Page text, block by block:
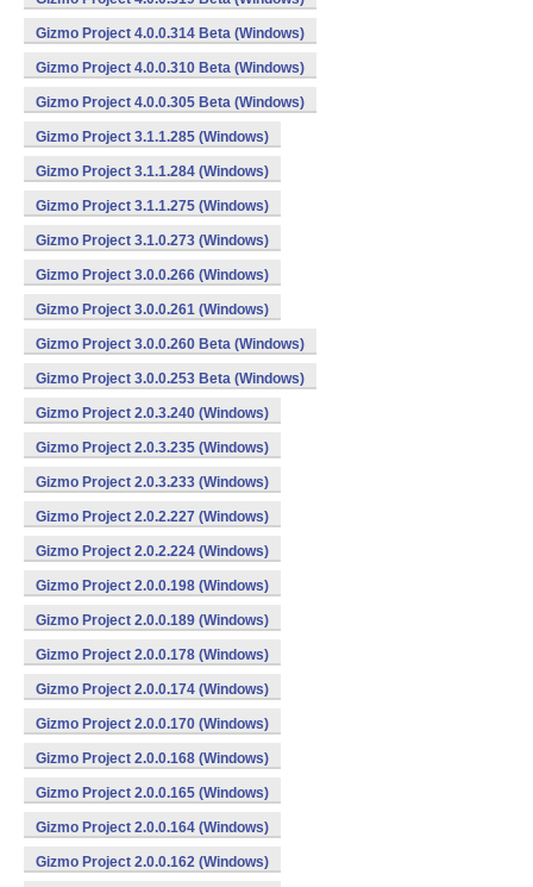
Gizmo Project 4.0.0.314 Beta (Windows)
Gizmo Project 4.0.0.310 Beta (Windows)
Gizmo Project 4.0.0.305 Beta (Windows)
Gizmo Project 3.1.1.285 (Windows)
Gizmo Project 3.1.1.284 (Windows)
Gizmo Project 3.1.1.275 (Windows)
Gizmo Project 3.1.0.273 (Windows)
Gizmo Project 3.0.0.266 (Windows)
Gizmo Project 3.0.0.261 (Windows)
Gizmo Project 3.0.0.260 Beta (Windows)
Gizmo Project 3.0.0.253 Beta (Windows)
Gizmo Project 2.0.3.240 (Windows)
Gizmo Project 2.0.3.235 (Windows)
Gizmo Project 2.0.3.233 (Windows)
Gizmo Project 2.0.2.227 (Windows)
Gizmo Project 2.0.2.224 (Windows)
Gizmo Project 2.0.0.198 (Windows)
Gizmo Project 2.0.0.189 (Windows)
Gizmo Project 2.0.0.178 (Windows)
Gizmo Project 2.0.0.174 (Windows)
Gizmo Project 2.0.0.170 (Windows)
Gizmo Project 2.0.0.168 (Windows)
Gizmo Project 2.0.0.165 (Windows)
Gizmo Project 2.0.0.164 (Windows)
Gizmo Project 2.0.0.162 (Windows)